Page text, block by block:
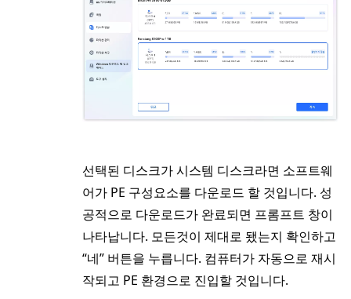
선택된 디스크가 시스템 디스크라면 소프트웨
어가 PE 구성요소를 다운로드 할 것입니다. 성
공적으로 다운로드가 완료되면 프롬프트 창이
나타납니다. 모든것이 제대로 됐는지 확인하고
“네” 버튼을 누릅니다. 컴퓨터가 자동으로 재시
작되고 PE 환경으로 진입할 것입니다.